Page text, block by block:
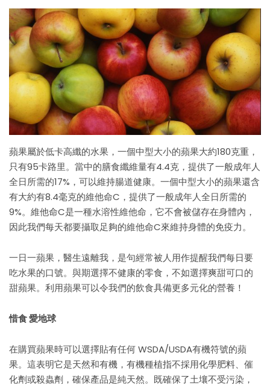
蘋果屬於低卡高纖的水果，一個中型大小的蘋果大約180克重，
只有95卡路里。當中的膳食纖維量有4.4克，提供了一般成年人
全日所需的17%，可以維持腸道健康。一個中型大小的蘋果還含
有大約有8.4毫克的維他命C，提供了一般成年人全日所需的
9%。維他命C是一種水溶性維他命，它不會被儲存在身體內，
因此我們每天都要攝取足夠的維他命C來維持身體的免疫力。
一日一蘋果，醫生遠離我，是句經常被人用作提醒我們每日要
吃水果的口號。與期選擇不健康的零食，不如選擇爽甜可口的
甜蘋果。利用蘋果可以令我們的飲食具備更多元化的營養！
惜食 愛地球
在購買蘋果時可以選擇貼有任何 WSDA/USDA有機符號的蘋
果。這表明它是天然和有機，有機種植指不採用化學肥料、催
化劑或殺蟲劑，確保產品是純天然。既確保了土壤不受污染，